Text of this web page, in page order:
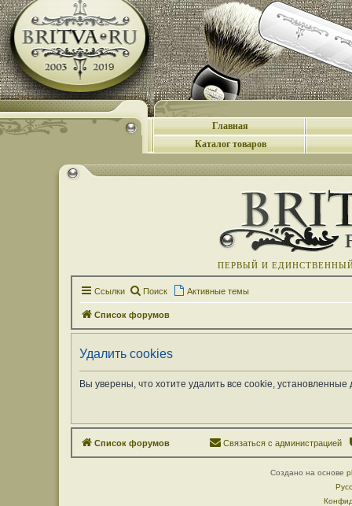
Главная
Каталог товаров
ПЕРВЫЙ И
Ссылки Поиск Активные темы
Список форумов
Удалить cookies
Вы уверены, что хотите удалить все cookie,
Список форумов Связаться с администрацией
Создано на основе